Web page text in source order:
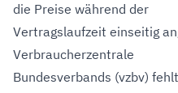
die Preise während der
Vertragslaufzeit einseitig
Verbraucherzentrale
Bundesverbands (vzbv)